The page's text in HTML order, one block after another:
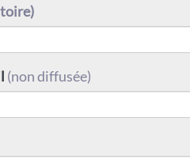
(non diffusée)